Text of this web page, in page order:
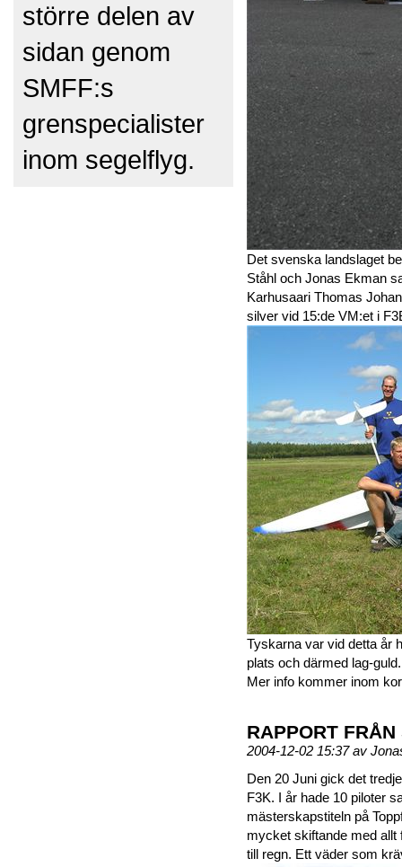
större delen av
sidan genom
SMFF:s
grenspecialister
inom segelflyg.
Det svenska landslaget
Ståhl och Jonas Ekman
Karhusaari Thomas
silver vid 15:de VM:et i
Tyskarna var vid detta år
plats och därmed lag-guld.
Mer info kommer inom
RAPPORT
2004-12-02 15:37 av
Den 20 Juni gick det
F3K. I år hade 10 piloter
mästerskapstiteln på
mycket skiftande med allt
till regn. Ett väder som